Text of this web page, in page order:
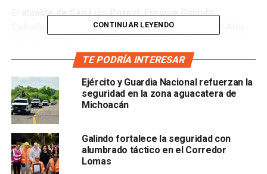
alcalde de San Luis Potosí, Enrique Galindo
, encabezó el arranque delDiplomado en Alto
Gobierno de la Capitalpara fortalecer la
profesionalización de las corporaciones municipales y
consolidar modelos de seguridad más modernos,
humanos y eficientes. El programa reúne aaltos
mandos policiales de 24 capitales estatales del país
representa uno de los esfuerzos de capacitación más
ambiciosos promovidos desde un Gobierno Municipal.
Durante la presentación, el alcalde destacó que este
CONTINUAR LEYENDO
TE PODRÍA INTERESAR
Ejército y Guardia Nacional refuerzan la
seguridad en la zona aguacatera de
Michoacán
Galindo fortalece la seguridad con
alumbrado táctico en el Corredor
Lomas